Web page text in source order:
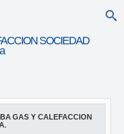
SOCIEDAD
GAS Y CALEFACCION